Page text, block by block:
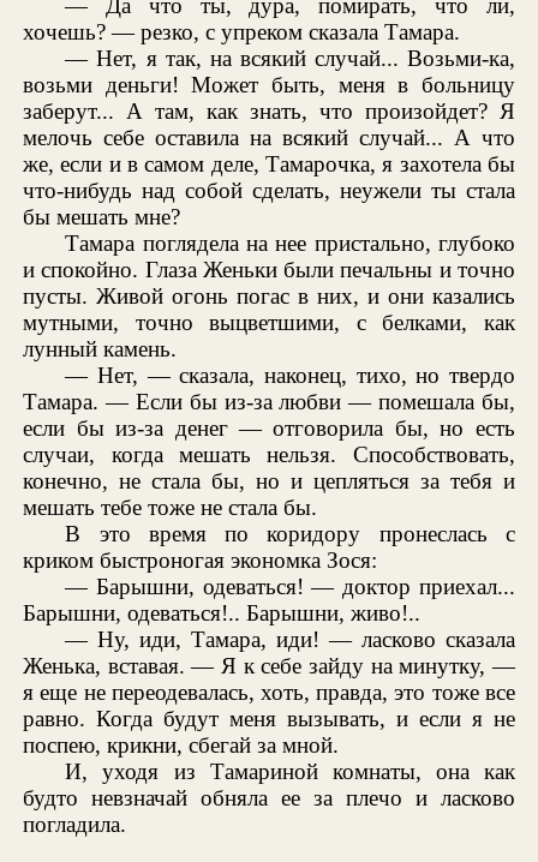
— Да что ты, дура, помирать, что ли,
хочешь? — резко, с упреком сказала Тамара.
— Нет, я так, на всякий случай... Возьми-ка,
возьми деньги! Может быть, меня в больницу
заберут... А там, как знать, что произойдет? Я
мелочь себе оставила на всякий случай... А что
же, если и в самом деле, Тамарочка, я захотела бы
что-нибудь над собой сделать, неужели ты стала
бы мешать мне?
Тамара поглядела на нее пристально, глубоко
и спокойно. Глаза Женьки были печальны и точно
пусты. Живой огонь погас в них, и они казались
мутными, точно выцветшими, с белками, как
лунный камень.
— Нет, — сказала, наконец, тихо, но твердо
Тамара. — Если бы из-за любви — помешала бы,
если бы из-за денег — отговорила бы, но есть
случаи, когда мешать нельзя. Способствовать,
конечно, не стала бы, но и цепляться за тебя и
мешать тебе тоже не стала бы.
В это время по коридору пронеслась с
криком быстроногая экономка Зося:
— Барышни, одеваться! — доктор приехал...
Барышни, одеваться!.. Барышни, живо!..
— Ну, иди, Тамара, иди! — ласково сказала
Женька, вставая. — Я к себе зайду на минутку, —
я еще не переодевалась, хоть, правда, это тоже все
равно. Когда будут меня вызывать, и если я не
поспею, крикни, сбегай за мной.
И, уходя из Тамариной комнаты, она как
будто невзначай обняла ее за плечо и ласково
погладила.